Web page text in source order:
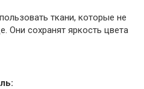
ткани, которые не
Они сохранят яркость цвета